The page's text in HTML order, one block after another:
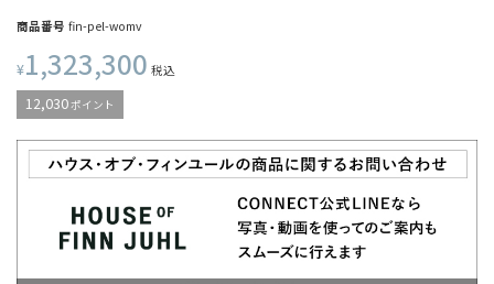
商品番号 fin-pel-womv
¥1,323,300 税込
12,030ポイント